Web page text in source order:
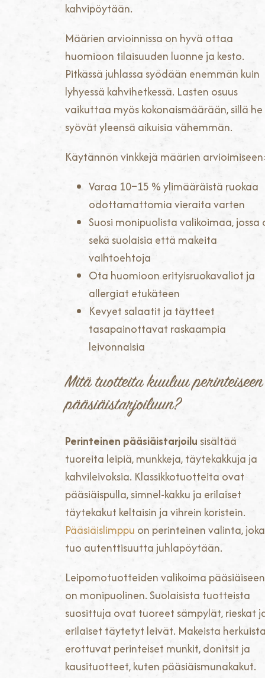
kahvipöytään.
Määrien arvioinnissa on hyvä ottaa
huomioon tilaisuuden luonne ja kesto.
Pitkässä juhlassa syödään enemmän kuin
lyhyessä kahvihetkessä. Lasten osuus
vaikuttaa myös kokonaismäärään, sillä he
syövät yleensä aikuisia vähemmän.
Käytännön vinkkejä määrien
Varaa 10–15 % ylimääräistä ruokaa
odottamattomia vieraita varten
Suosi monipuolista valikoimaa, jossa
sekä suolaisia että makeita
vaihtoehtoja
Ota huomioon erityisruokavaliot ja
allergiat etukäteen
Kevyet salaatit ja täytteet
tasapainottavat raskaampia
leivonnaisia
Mitä tuotteita kuuluu perinteiseen
pääsiäistarjoiluun?
Perinteinen pääsiäistarjoilu sisältää
tuoreita leipiä, munkkeja, täytekakkuja ja
kahvileivoksia. Klassikkotuotteita ovat
pääsiäispulla, simnel-kakku ja erilaiset
täytekakut keltaisin ja vihrein koristein.
Pääsiäislimppu on perinteinen valinta, joka
tuo autenttisuutta juhlapöytään.
Leipomotuotteiden valikoima pääsiäiseen
on monipuolinen. Suolaisista tuotteista
suosittuja ovat tuoreet sämpylät, rieskat
erilaiset täytetyt leivät. Makeista
erottuvat perinteiset munkit, donitsit ja
kausituotteet, kuten pääsiäismunakakut.